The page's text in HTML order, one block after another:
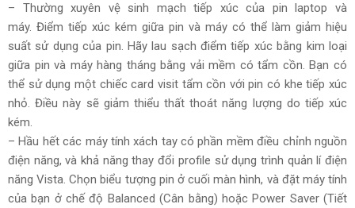
– Thường xuyên vệ sinh mạch tiếp xúc của pin laptop và
máy. Điểm tiếp xúc kém giữa pin và máy có thể làm giảm hiệu
suất sử dụng của pin. Hãy lau sạch điểm tiếp xúc bằng kim loại
giữa pin và máy hàng tháng bằng vải mềm có tẩm cồn. Bạn có
thể sử dụng một chiếc card visit tẩm cồn với pin có khe tiếp xúc
nhỏ. Điều này sẽ giảm thiểu thất thoát năng lượng do tiếp xúc
kém.
– Hầu hết các máy tính xách tay có phần mềm điều chỉnh nguồn
điện năng, và khả năng thay đổi profile sử dụng trình quản lí điện
năng Vista. Chọn biểu tượng pin ở cuối màn hình, và đặt máy tính
của bạn ở chế độ Balanced (Cân bằng) hoặc Power Saver (Tiết